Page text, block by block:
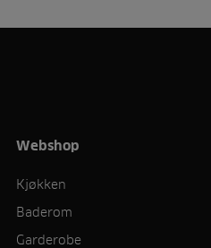
Webshop
Kjøkken
Baderom
Garderobe